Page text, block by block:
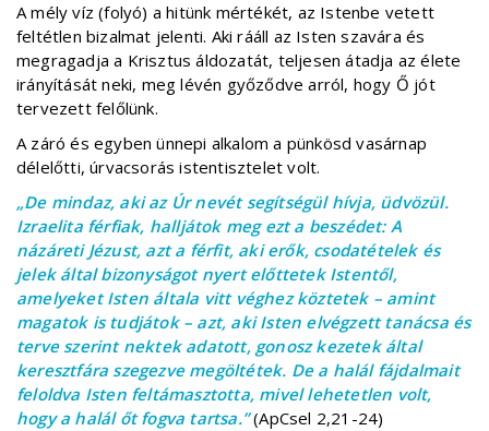
A mély víz (folyó) a hitünk mértékét, az Istenbe vetett
feltétlen bizalmat jelenti. Aki rááll az Isten szavára és
megragadja a Krisztus áldozatát, teljesen átadja az élete
irányítását neki, meg lévén győződve arról, hogy Ő jót
tervezett felőlünk.
A záró és egyben ünnepi alkalom a pünkösd vasárnap
délelőtti, úrvacsorás istentisztelet volt.
„De mindaz, aki az Úr nevét segítségül hívja, üdvözül.
Izraelita férfiak, halljátok meg ezt a beszédet: A
názáreti Jézust, azt a férfit, aki erők, csodatételek és
jelek által bizonyságot nyert előttetek Istentől,
amelyeket Isten általa vitt véghez köztetek – amint
magatok is tudjátok – azt, aki Isten elvégzett tanácsa és
terve szerint nektek adatott, gonosz kezetek által
keresztfára szegezve megöltétek. De a halál fájdalmait
feloldva Isten feltámasztotta, mivel lehetetlen volt,
hogy a halál őt fogva tartsa.”(ApCsel 2,21-24)